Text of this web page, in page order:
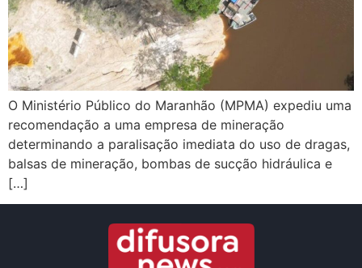
O Ministério Público do Maranhão (MPMA) expediu uma
recomendação a uma empresa de mineração
determinando a paralisação imediata do uso de dragas,
balsas de mineração, bombas de sucção hidráulica e
[…]